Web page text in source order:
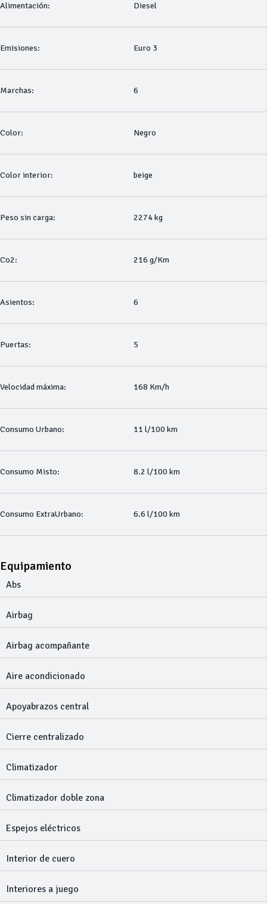
Alimentación: Diesel
Emisiones: Euro 3
Marchas: 6
Color: Negro
Color interior: beige
Peso sin carga: 2274 kg
Co2: 216 g/Km
Asientos: 6
Puertas: 5
Velocidad máxima: 168 Km/h
Consumo Urbano: 11 l/100 km
Consumo Misto: 8.2 l/100 km
Consumo ExtraUrbano: 6.6 l/100 km
Equipamiento
Abs
Airbag
Airbag acompañante
Aire acondicionado
Apoyabrazos central
Cierre centralizado
Climatizador
Climatizador doble zona
Espejos eléctricos
Interior de cuero
Interiores a juego